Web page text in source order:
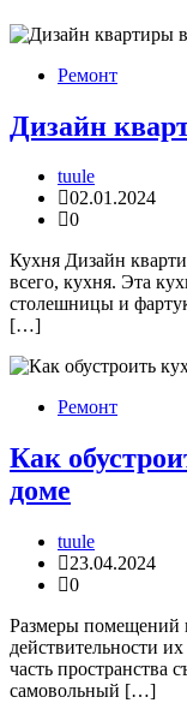
Ремонт
Дизайн
tuule
02.01.2024
0
Кухня Дизайн
всего, кухня. Эта
столешницы и
[…]
Ремонт
Как
доме
tuule
23.04.2024
0
Размеры помещений
действительности
часть пространства
самовольный […]